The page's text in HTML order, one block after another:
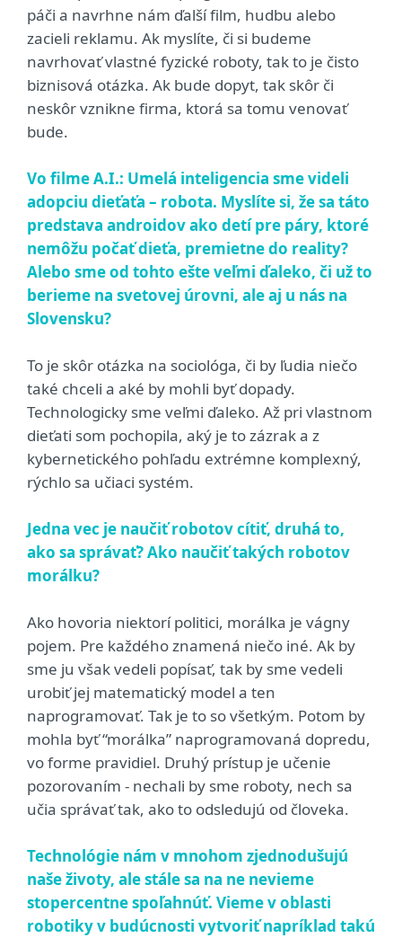
páči a navrhne nám ďalší film, hudbu alebo
zacieli reklamu. Ak myslíte, či si budeme
navrhovať vlastné fyzické roboty, tak to je čisto
biznisová otázka. Ak bude dopyt, tak skôr či
neskôr vznikne firma, ktorá sa tomu venovať
bude.
Vo filme A.I.: Umelá inteligencia sme videli
adopciu dieťaťa – robota. Myslíte si, že sa táto
predstava androidov ako detí pre páry, ktoré
nemôžu počať dieťa, premietne do reality?
Alebo sme od tohto ešte veľmi ďaleko, či už to
berieme na svetovej úrovni, ale aj u nás na
Slovensku?
To je skôr otázka na sociológa, či by ľudia niečo
také chceli a aké by mohli byť dopady.
Technologicky sme veľmi ďaleko. Až pri vlastnom
dieťati som pochopila, aký je to zázrak a z
kybernetického pohľadu extrémne komplexný,
rýchlo sa učiaci systém.
Jedna vec je naučiť robotov cítiť, druhá to,
ako sa správať? Ako naučiť takých robotov
morálku?
Ako hovoria niektorí politici, morálka je vágny
pojem. Pre každého znamená niečo iné. Ak by
sme ju však vedeli popísať, tak by sme vedeli
urobiť jej matematický model a ten
naprogramovať. Tak je to so všetkým. Potom by
mohla byť “morálka” naprogramovaná dopredu,
vo forme pravidiel. Druhý prístup je učenie
pozorovaním - nechali by sme roboty, nech sa
učia správať tak, ako to odsledujú od človeka.
Technológie nám v mnohom zjednodušujú
naše životy, ale stále sa na ne nevieme
stopercentne spoľahnúť. Vieme v oblasti
robotiky v budúcnosti vytvoriť napríklad takú